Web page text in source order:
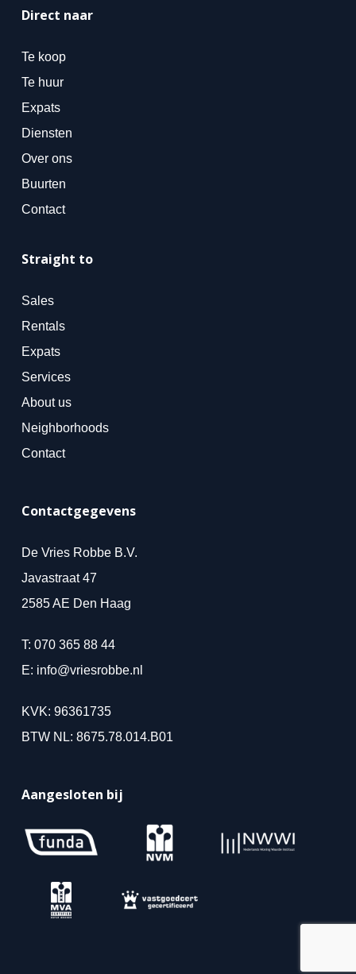
Direct naar
Te koop
Te huur
Expats
Diensten
Over ons
Buurten
Contact
Straight to
Sales
Rentals
Expats
Services
About us
Neighborhoods
Contact
Contactgegevens
De Vries Robbe B.V.
Javastraat 47
2585 AE Den Haag
T: 070 365 88 44
E: info@vriesrobbe.nl
KVK: 96361735
BTW NL: 8675.78.014.B01
Aangesloten bij